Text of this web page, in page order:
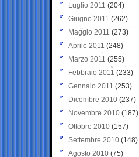
Luglio 2011 (204)
Giugno 2011 (262)
Maggio 2011 (273)
Aprile 2011 (248)
Marzo 2011 (255)
Febbraio 2011 (233)
Gennaio 2011 (253)
Dicembre 2010 (237)
Novembre 2010 (187)
Ottobre 2010 (157)
Settembre 2010 (148)
Agosto 2010 (75)